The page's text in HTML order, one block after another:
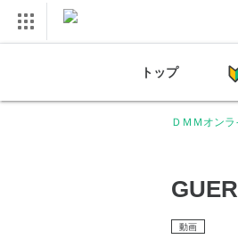
トップ
ＤＭＭオン
動画